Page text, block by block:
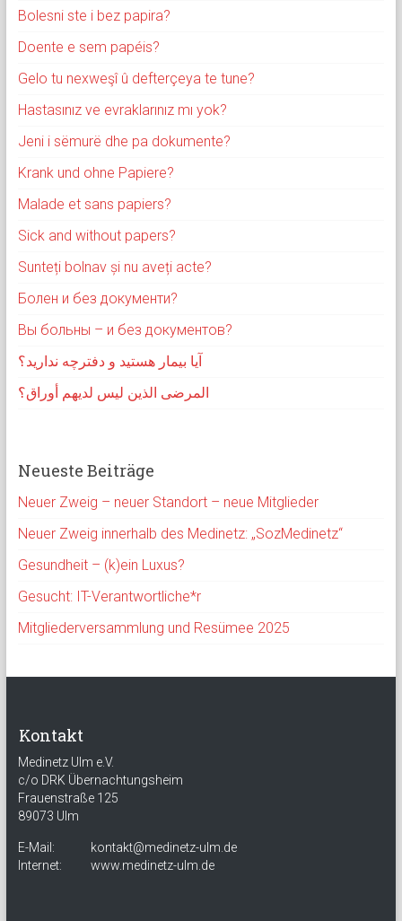
Bolesni ste i bez papira?
Doente e sem papéis?
Gelo tu nexweşî û defterçeya te tune?
Hastasınız ve evraklarınız mı yok?
Jeni i sëmurë dhe pa dokumente?
Krank und ohne Papiere?
Malade et sans papiers?
Sick and without papers?
Sunteți bolnav și nu aveți acte?
Болен и без документи?
Вы больны – и без документов?
آیا بیمار هستید و دفترچه ندارید؟
المرضى الذين ليس لديهم أوراق؟
Neueste Beiträge
Neuer Zweig – neuer Standort – neue Mitglieder
Neuer Zweig innerhalb des Medinetz: „SozMedinetz“
Gesundheit – (k)ein Luxus?
Gesucht: IT-Verantwortliche*r
Mitgliederversammlung und Resümee 2025
Kontakt
Medinetz Ulm e.V.
c/o DRK Übernachtungsheim
Frauenstraße 125
89073 Ulm
E-Mail:
kontakt@medinetz-ulm.de
Internet:
www.medinetz-ulm.de